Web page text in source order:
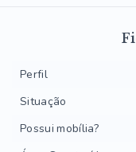
Perfil
Situação
Possui mobília?